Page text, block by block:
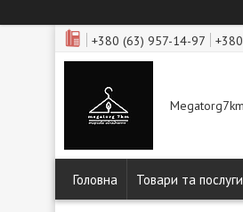
+380 (63) 957-14-97
Megatorg7km
Головна Товари та послуги